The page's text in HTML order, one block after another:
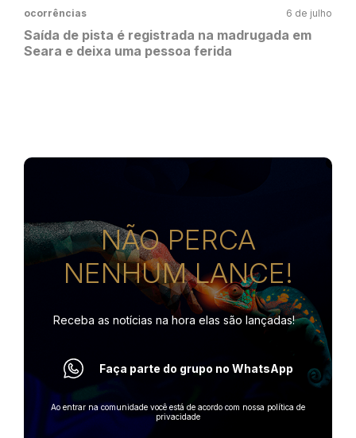
ocorrências 6 de julho
Saída de pista é registrada na madrugada em
Seara e deixa uma pessoa ferida
NÃO PERCA
NENHUM LANCE!
Receba as notícias na hora elas são lançadas!
Faça parte do grupo no WhatsApp
Ao entrar na comunidade você está de acordo com nossa política de
privacidade